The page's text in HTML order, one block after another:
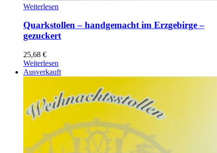
Quarkstollen
handgemacht
im
Erzgebirge
gezuckert
Weiterlesen
Quarkstollen – handgemacht im Erzgebirge –
gezuckert
25,68 €
Weiterlesen
Ausverkauft